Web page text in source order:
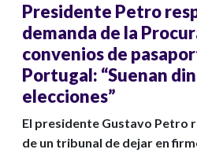
Presidente Petro
demanda de la
convenios de
Portugal: “Suenan
elecciones”
El presidente Gustavo Petro
de un tribunal de dejar en